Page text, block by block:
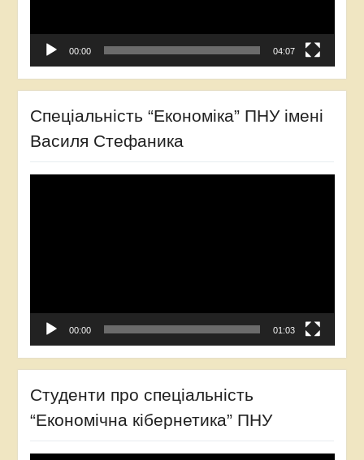
00:00 04:07
Спеціальність “Економіка” ПНУ імені
Василя Стефаника
00:00 01:03
Студенти про спеціальність
“Економічна кібернетика” ПНУ